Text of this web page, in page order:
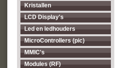
Kristallen
LCD Display's
Led en ledhouders
MicroControllers (pic)
MMIC's
Modules (RF)